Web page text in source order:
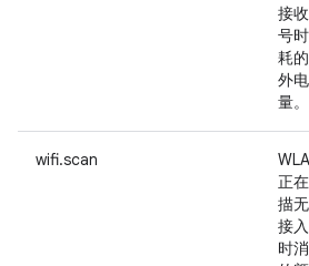
接
号
耗
外电
量。
wifi.scan
正
描
接
时